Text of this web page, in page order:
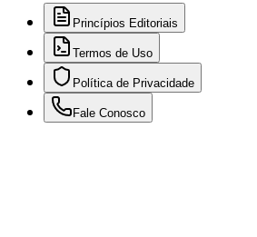
Princípios Editoriais
Termos de Uso
Política de Privacidade
Fale Conosco